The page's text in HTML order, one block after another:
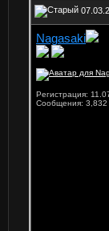
Nagasaki
Регистрация:
Сообщения: 3,832